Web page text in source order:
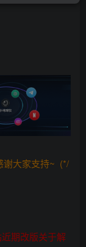
谢大家支持~ (*/
期改版关于解